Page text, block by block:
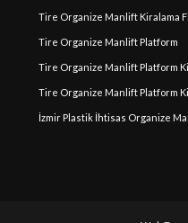
Tire Organize Manlift Kiralama
Tire Organize Manlift Platform
Tire Organize Manlift Platform
Tire Organize Manlift Platform
İzmir Plastik İhtisas Organize